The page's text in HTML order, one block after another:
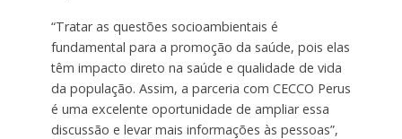
“Tratar as questões socioambientais é
fundamental para a promoção da saúde, pois elas
têm impacto direto na saúde e qualidade de vida
da população. Assim, a parceria com CECCO Perus
é uma excelente oportunidade de ampliar essa
discussão e levar mais informações às pessoas”,